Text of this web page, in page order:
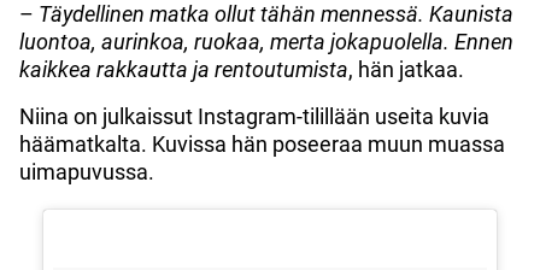
– Täydellinen matka ollut tähän mennessä. Kaunista
luontoa, aurinkoa, ruokaa, merta jokapuolella. Ennen
kaikkea rakkautta ja rentoutumista, hän jatkaa.
Niina on julkaissut Instagram-tilillään useita kuvia
häämatkalta. Kuvissa hän poseeraa muun muassa
uimapuvussa.